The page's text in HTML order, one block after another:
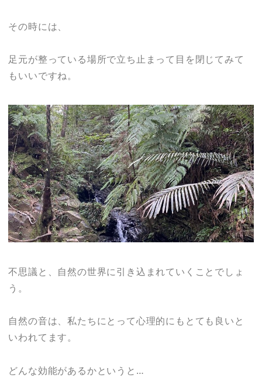
その時には、
足元が整っている場所で立ち止まって目を閉じてみて
もいいですね。
不思議と、自然の世界に引き込まれていくことでしょ
う。
自然の音は、私たちにとって心理的にもとても良いと
いわれてます。
どんな効能があるかというと…